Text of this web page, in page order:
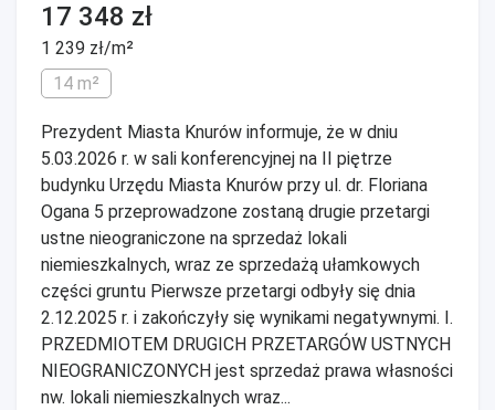
17 348 zł
1 239 zł/m²
14 m²
Prezydent Miasta Knurów informuje, że w dniu
5.03.2026 r. w sali konferencyjnej na II piętrze
budynku Urzędu Miasta Knurów przy ul. dr. Floriana
Ogana 5 przeprowadzone zostaną drugie przetargi
ustne nieograniczone na sprzedaż lokali
niemieszkalnych, wraz ze sprzedażą ułamkowych
części gruntu Pierwsze przetargi odbyły się dnia
2.12.2025 r. i zakończyły się wynikami negatywnymi. I.
PRZEDMIOTEM DRUGICH PRZETARGÓW USTNYCH
NIEOGRANICZONYCH jest sprzedaż prawa własności
nw. lokali niemieszkalnych wraz...